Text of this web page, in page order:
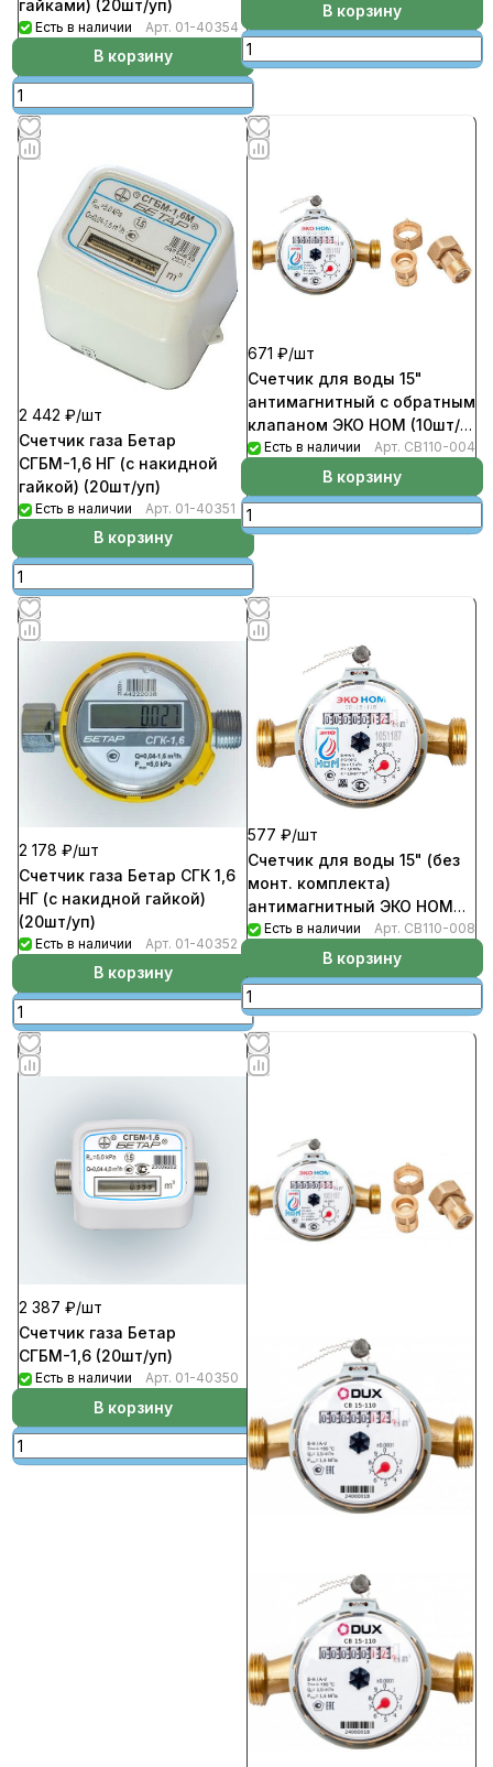
гайками) (20шт/уп)
Есть в наличии Арт. 01-40354
В корзину
В корзину
2 442 ₽/шт
Счетчик газа Бетар
СГБМ-1,6 НГ (с накидной
гайкой) (20шт/уп)
Есть в наличии Арт. 01-40351
В корзину
671 ₽/шт
Счетчик для воды 15"
антимагнитный с обратным
клапаном ЭКО НОМ (10шт/
уп)Есть в наличии Арт. СВ110-004
В корзину
2 178 ₽/шт
Счетчик газа Бетар СГК 1,6
НГ (с накидной гайкой)
(20шт/уп)
Есть в наличии Арт. 01-40352
В корзину
577 ₽/шт
Счетчик для воды 15" (без
монт. комплекта)
антимагнитный ЭКО НОМ
(10шт/уп)
Есть в наличии Арт. СВ110-008
В корзину
2 387 ₽/шт
Счетчик газа Бетар
СГБМ-1,6 (20шт/уп)
Есть в наличии Арт. 01-40350
В корзину